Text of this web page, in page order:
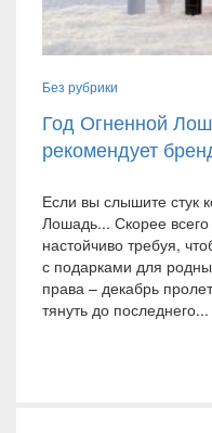
Без рубрики
Год Огненной
рекомендует
Если вы слышите стук
Лошадь... Скорее всего
настойчиво требуя,
с подарками для
права – декабрь
тянуть до последнего...